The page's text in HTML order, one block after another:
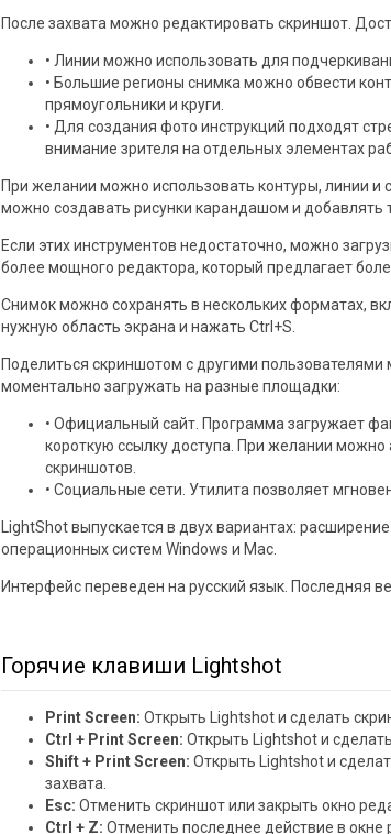
После захвата можно редактировать скриншот.
• Линии можно использовать для
• Большие регионы снимка можно обвести
прямоугольники и круги.
• Для создания фото инструкций подходят
внимание зрителя на отдельных элементах
При желании можно использовать контуры, линии и
можно создавать рисунки карандашом и добавлять
Если этих инструментов недостаточно, можно
более мощного редактора, который предлагает
Снимок можно сохранять в нескольких форматах,
нужную область экрана и нажать Ctrl+S.
Поделиться скриншотом с другими
моментально загружать на разные площадки:
• Официальный сайт. Программа загружает
короткую ссылку доступа. При желании можно
скриншотов.
• Социальные сети. Утилита позволяет
LightShot выпускается в двух вариантах:
операционных систем Windows и Mac.
Интерфейс переведен на русский язык. Последняя
Горячие клавиши Lightshot
Print Screen: Открыть Lightshot и сделать
Ctrl + Print Screen: Открыть Lightshot и
Shift + Print Screen: Открыть Lightshot и
захвата.
Esc: Отменить скриншот или закрыть окно
Ctrl + Z: Отменить последнее действие в окне